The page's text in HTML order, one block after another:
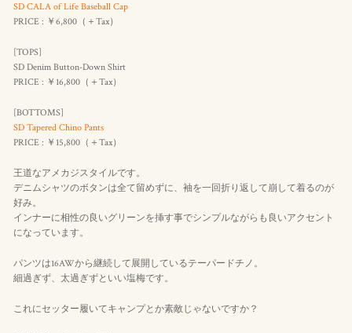
SD CALA of Life Baseball Cap
PRICE : ￥6,800（＋Tax）
[TOPS]
SD Denim Button-Down Shirt
PRICE : ￥16,800（＋Tax）
[BOTTOMS]
SD Tapered Chino Pants
PRICE : ￥15,800（＋Tax）
王道なアメカジスタイルです。
デニムシャツのボタンは全て留めずに、袖を一回折り返して崩して着るのが
好み。
インナーに相性の良いグリーンを挿す事でシンプルながらも良いアクセント
になっています。
パンツは16AWから継続して展開しているテーパードチノ。
細過ぎず、太過ぎずといい塩梅です。
これにセッター履いてキャンプとか素敵じゃないですか？